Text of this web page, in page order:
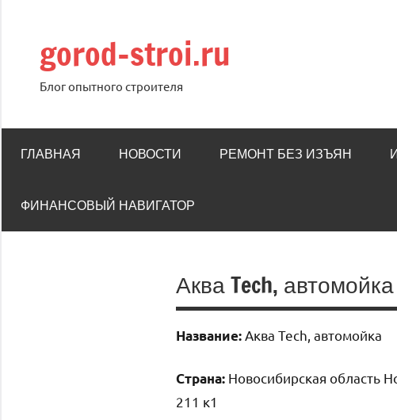
содержимому
gorod-stroi.ru
Блог опытного строителя
ГЛАВНАЯ НОВОСТИ РЕМОНТ БЕЗ ИЗЪЯН
ФИНАНСОВЫЙ НАВИГАТОР
Аква Tech, автомойка
Название: Аква Tech, автомойка
Страна: Новосибирская область
211 к1